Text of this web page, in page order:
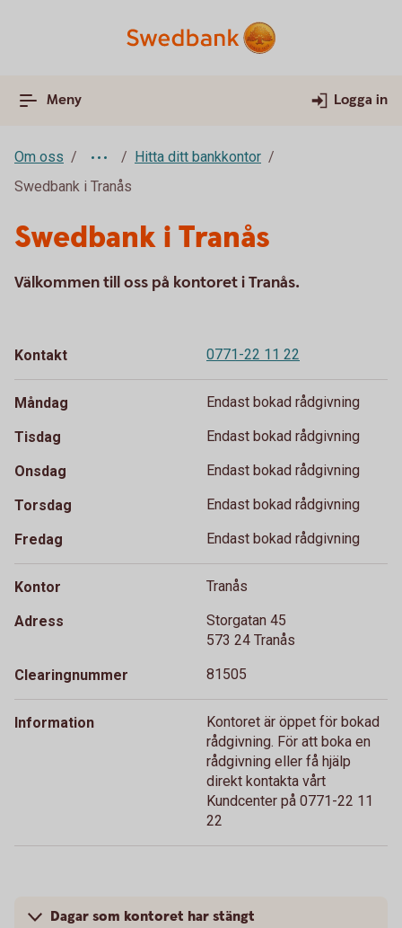
Meny Logga in
Om oss
Hitta ditt bankkontor
Swedbank i Tranås
Swedbank i Tranås
Välkommen till oss på kontoret i Tranås.
Kontakt 0771-22 11 22
Måndag Endast bokad rådgivning
Tisdag Endast bokad rådgivning
Onsdag Endast bokad rådgivning
Torsdag Endast bokad rådgivning
Fredag Endast bokad rådgivning
Kontor Tranås
Adress
Storgatan 45
573 24 Tranås
Clearingnummer 81505
Information
Kontoret är öppet för bokad
rådgivning. För att boka en
rådgivning eller få hjälp
direkt kontakta vårt
Kundcenter på 0771-22 11
22
Dagar som kontoret har stängt